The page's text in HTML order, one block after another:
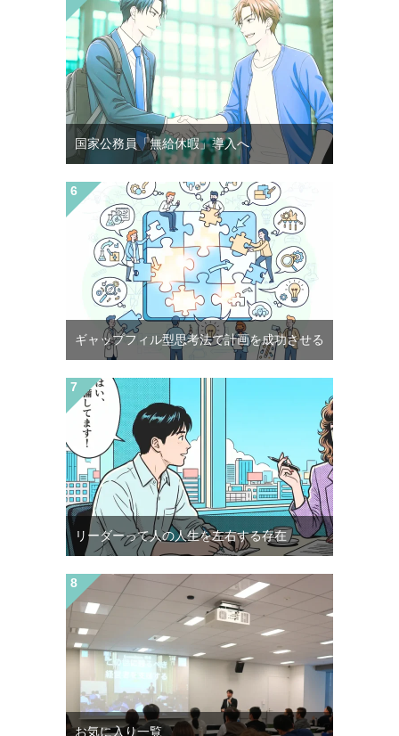
国家公務員「無給休暇」導入へ
ギャップフィル型思考法で計画を成功させる
リーダーって人の人生を左右する存在
お気に入り一覧